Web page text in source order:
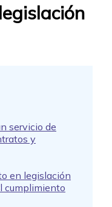
servicio de
y
en legislación
cumplimiento